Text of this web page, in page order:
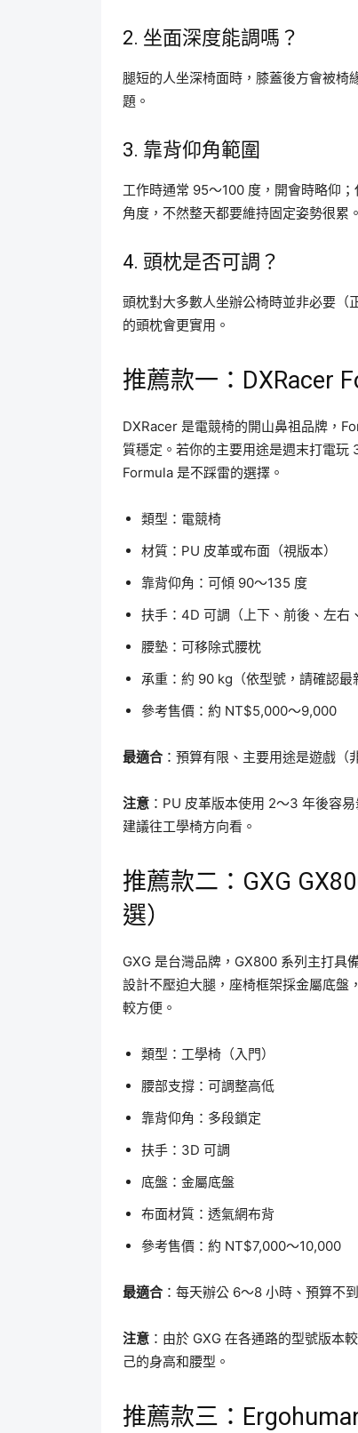
2. 坐面深度能調嗎？
腿短的人坐深椅面時，膝蓋後方會被椅
題。
3. 靠背仰角範圍
工作時通常 95～100 度，開會時略仰
角度，不然整天都要維持固定姿勢很累。
4. 頭枕是否可調？
頭枕對大多數人坐辦公椅時並非必要（
的頭枕會更實用。
推薦款一：DXRacer
DXRacer 是電競椅的開山鼻祖品牌，
質穩定。若你的主要用途是週末打電
Formula 是不踩雷的選擇。
類型：電競椅
材質：PU 皮革或布面（視版本）
靠背仰角：可傾 90～135 度
扶手：4D 可調（上下、前後、左右
腰墊：可移除式腰枕
承重：約 90 kg（依型號，請確認最
參考售價：約 NT$5,000～9,000
最適合 ：預算有限、主要用途是遊戲（
注意 ：PU 皮革版本使用 2～3 年後容
建議往工學椅方向看。
推薦款二：GXG
選）
GXG 是台灣品牌，GX800 系列主打具
設計不壓迫大腿，座椅框架採金屬底盤
較方便。
類型：工學椅（入門）
腰部支撐：可調整高低
靠背仰角：多段鎖定
扶手：3D 可調
底盤：金屬底盤
布面材質：透氣網布背
參考售價：約 NT$7,000～10,000
最適合 ：每天辦公 6～8 小時、預算不
注意 ：由於 GXG 在各通路的型號版本
己的身高和腰型。
推薦款三：